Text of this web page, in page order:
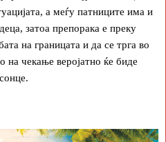
а меѓу патниците има и
затоа препорака е преку
на границата и да се трга во
на чекање веројатно ќе биде